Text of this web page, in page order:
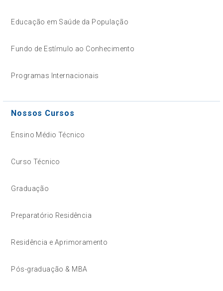
Educação em Saúde da População
Fundo de Estímulo ao Conhecimento
Programas Internacionais
Nossos Cursos
Ensino Médio Técnico
Curso Técnico
Graduação
Preparatório Residência
Residência e Aprimoramento
Pós-graduação & MBA